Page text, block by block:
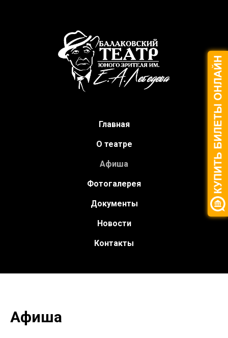
Главная
О театре
Афиша
Фотогалерея
Документы
Новости
Контакты
Афиша